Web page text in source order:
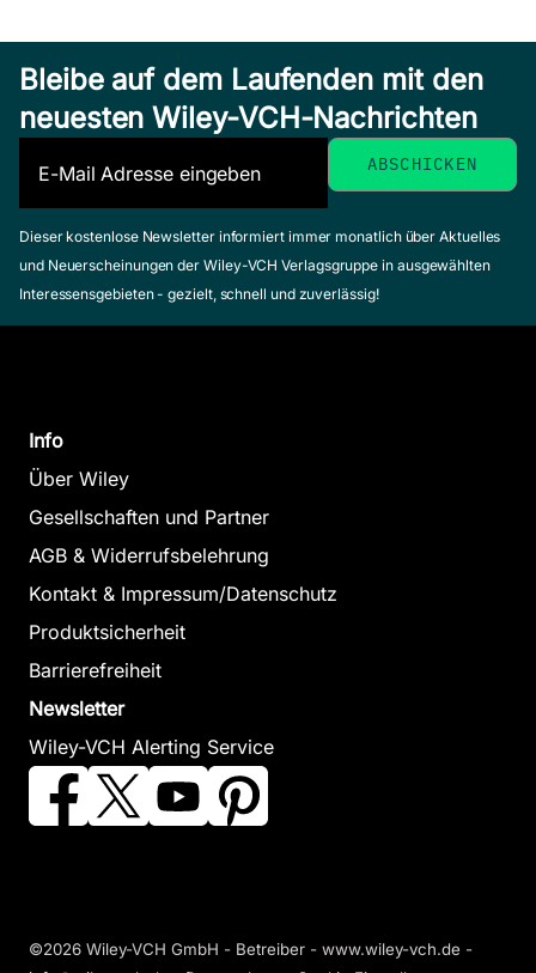
Bleibe auf dem Laufenden mit den
neuesten Wiley-VCH-Nachrichten
Dieser kostenlose Newsletter informiert immer monatlich über Aktuelles
und Neuerscheinungen der Wiley-VCH Verlagsgruppe in ausgewählten
Interessensgebieten - gezielt, schnell und zuverlässig!
Info
Über Wiley
Gesellschaften und Partner
AGB & Widerrufsbelehrung
Kontakt & Impressum/Datenschutz
Produktsicherheit
Barrierefreiheit
Newsletter
Wiley-VCH Alerting Service
©2026 Wiley-VCH GmbH - Betreiber - www.wiley-vch.de -